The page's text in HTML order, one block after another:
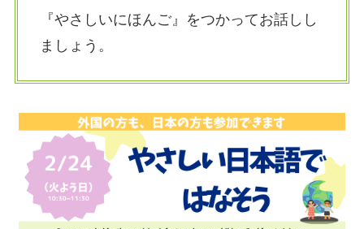
『やさしいにほんご』をつかってお話しし
ましょう。